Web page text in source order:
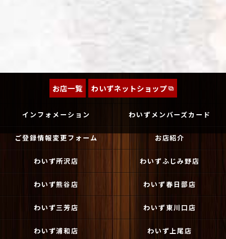
お店一覧 わいずネットショップ
インフォメーション わいずメンバーズカード
ご登録情報変更フォーム お店紹介
わいず所沢店 わいずふじみ野店
わいず熊谷店 わいず春日部店
わいず三芳店 わいず東川口店
わいず浦和店 わいず上尾店